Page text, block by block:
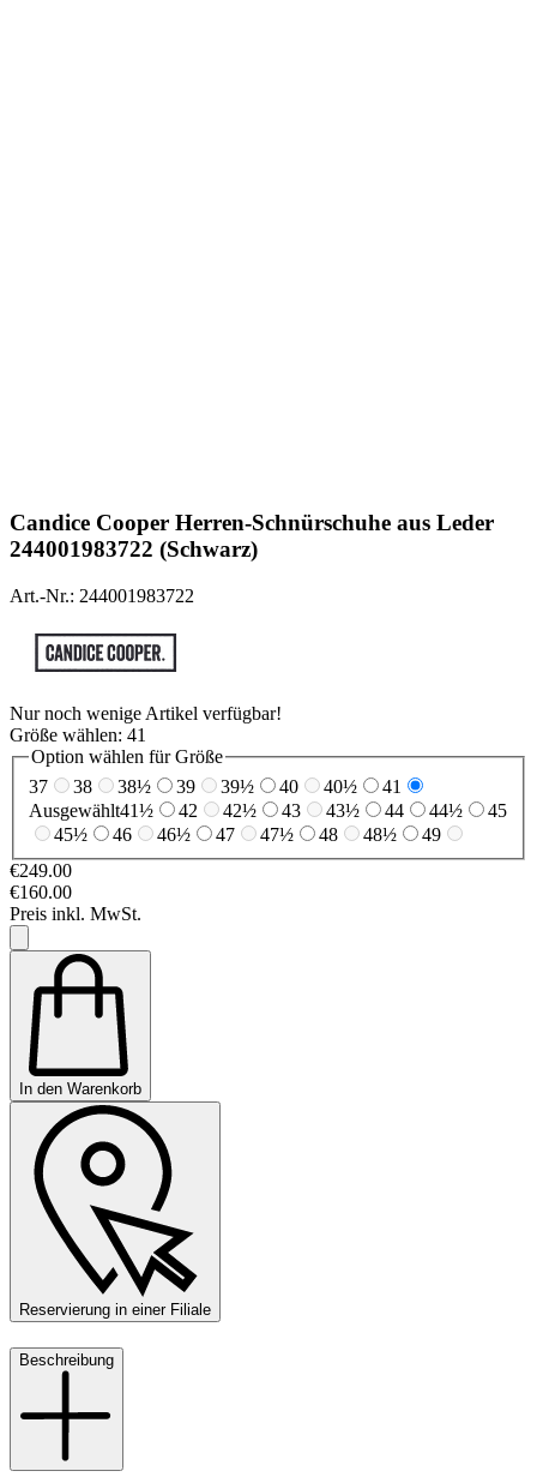
Candice Cooper Herren-Schnürschuhe aus Leder
244001983722 (Schwarz)
Art.-Nr.: 244001983722
Nur noch wenige Artikel verfügbar!
Größe wählen: 41
Option wählen für Größe
37
38 38½ 39 39½ 40 40½
41
Ausgewählt41½ 42 42½ 43 43½ 44 44½
45
45½
46 46½ 47 47½ 48 48½
49
€249.00
€160.00
Preis inkl. MwSt.
In den Warenkorb
Reservierung in einer Filiale
Beschreibung